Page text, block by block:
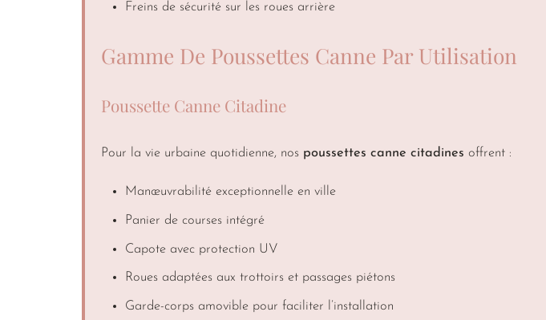
Freins de sécurité sur les roues arrière
Gamme De Poussettes Canne Par Utilisation
Poussette Canne Citadine
Pour la vie urbaine quotidienne, nos poussettes canne citadines offrent :
Manœuvrabilité exceptionnelle en ville
Panier de courses intégré
Capote avec protection UV
Roues adaptées aux trottoirs et passages piétons
Garde-corps amovible pour faciliter l’installation